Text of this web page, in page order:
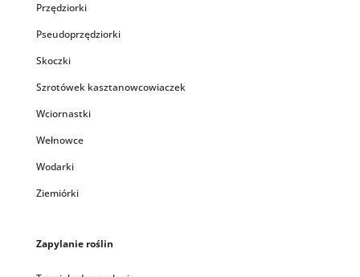
Przędziorki
Pseudoprzędziorki
Skoczki
Szrotówek kasztanowcowiaczek
Wciornastki
Wełnowce
Wodarki
Ziemiórki
Zapylanie roślin